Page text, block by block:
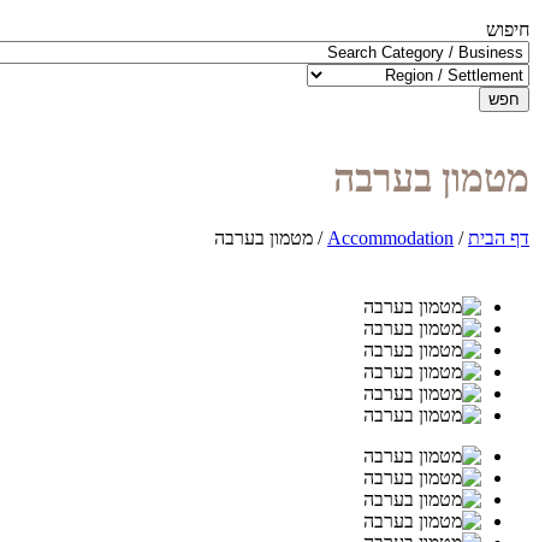
חיפוש
חפש
מטמון בערבה
דף הבית/
Accommodation
/ מטמון בערבה